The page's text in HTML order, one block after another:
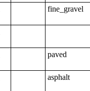
fine_gravel
paved
asphalt